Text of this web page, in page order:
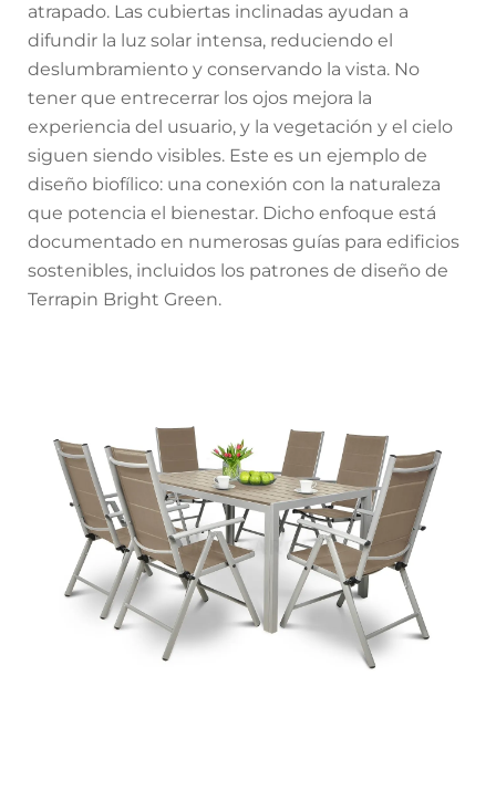
atrapado. Las cubiertas inclinadas ayudan a
difundir la luz solar intensa, reduciendo el
deslumbramiento y conservando la vista. No
tener que entrecerrar los ojos mejora la
experiencia del usuario, y la vegetación y el cielo
siguen siendo visibles. Este es un ejemplo de
diseño biofílico: una conexión con la naturaleza
que potencia el bienestar. Dicho enfoque está
documentado en numerosas guías para edificios
sostenibles, incluidos los patrones de diseño de
Terrapin Bright Green.